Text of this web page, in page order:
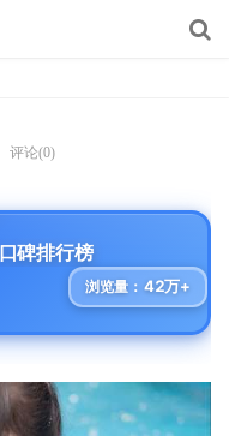
评论(0)
碑排行榜
浏览量： 42万+